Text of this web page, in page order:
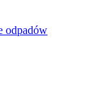
odpadów